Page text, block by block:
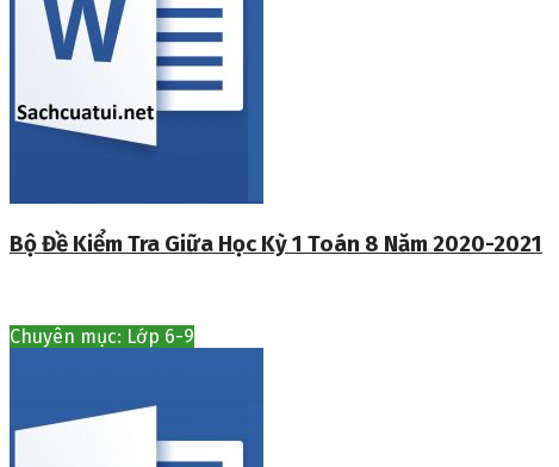
Bộ Đề Kiểm Tra Giữa Học Kỳ 1 Toán 8 Năm 2020-2021
Chuyên mục: Lớp 6-9